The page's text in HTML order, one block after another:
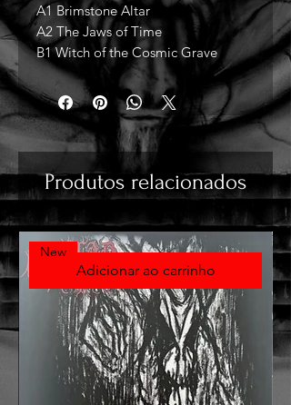
A1 Brimstone Altar
A2 The Jaws of Time
B1 Witch of the Cosmic Grave
Produtos relacionados
Adicionar ao carrinho
New